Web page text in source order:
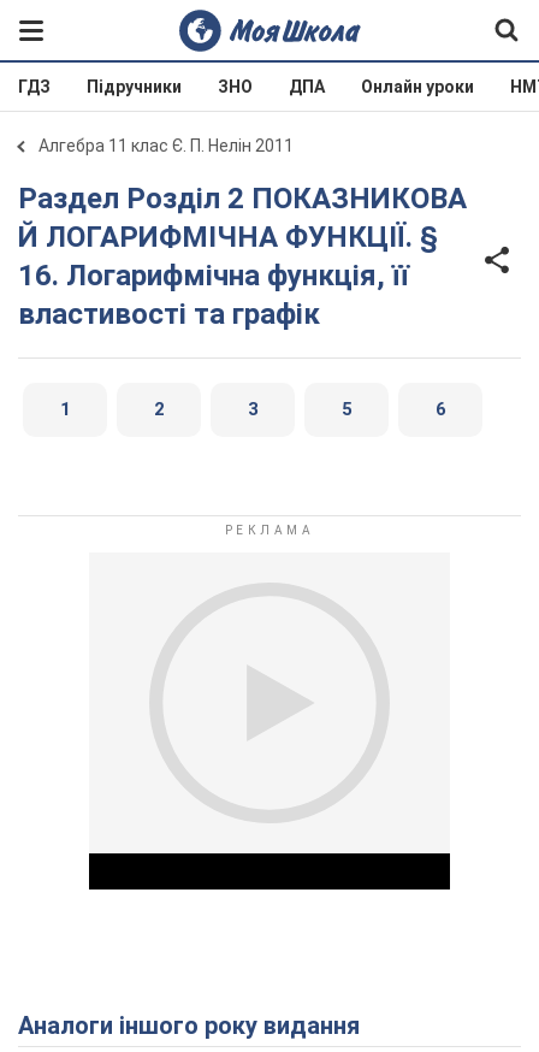
ГДЗ Підручники ЗНО ДПА Онлайн уроки
Алгебра 11 клас Є. П. Нелін 2011
Раздел Розділ 2 ПОКАЗНИКОВА
Й ЛОГАРИФМІЧНА ФУНКЦІЇ. §
16. Логарифмічна функція, її
властивості та графік
1 2 3 5 6
Play Video
Аналоги іншого року видання